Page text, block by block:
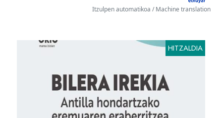
Itzulpen automatikoa / Machine translation
HITZALDIA